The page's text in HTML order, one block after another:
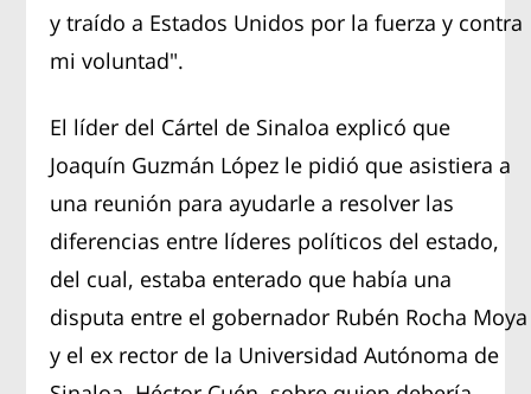
y traído a Estados Unidos por la fuerza y contra
mi voluntad".
El líder del Cártel de Sinaloa explicó que
Joaquín Guzmán López le pidió que asistiera a
una reunión para ayudarle a resolver las
diferencias entre líderes políticos del estado,
del cual, estaba enterado que había una
disputa entre el gobernador Rubén Rocha Moya
y el ex rector de la Universidad Autónoma de